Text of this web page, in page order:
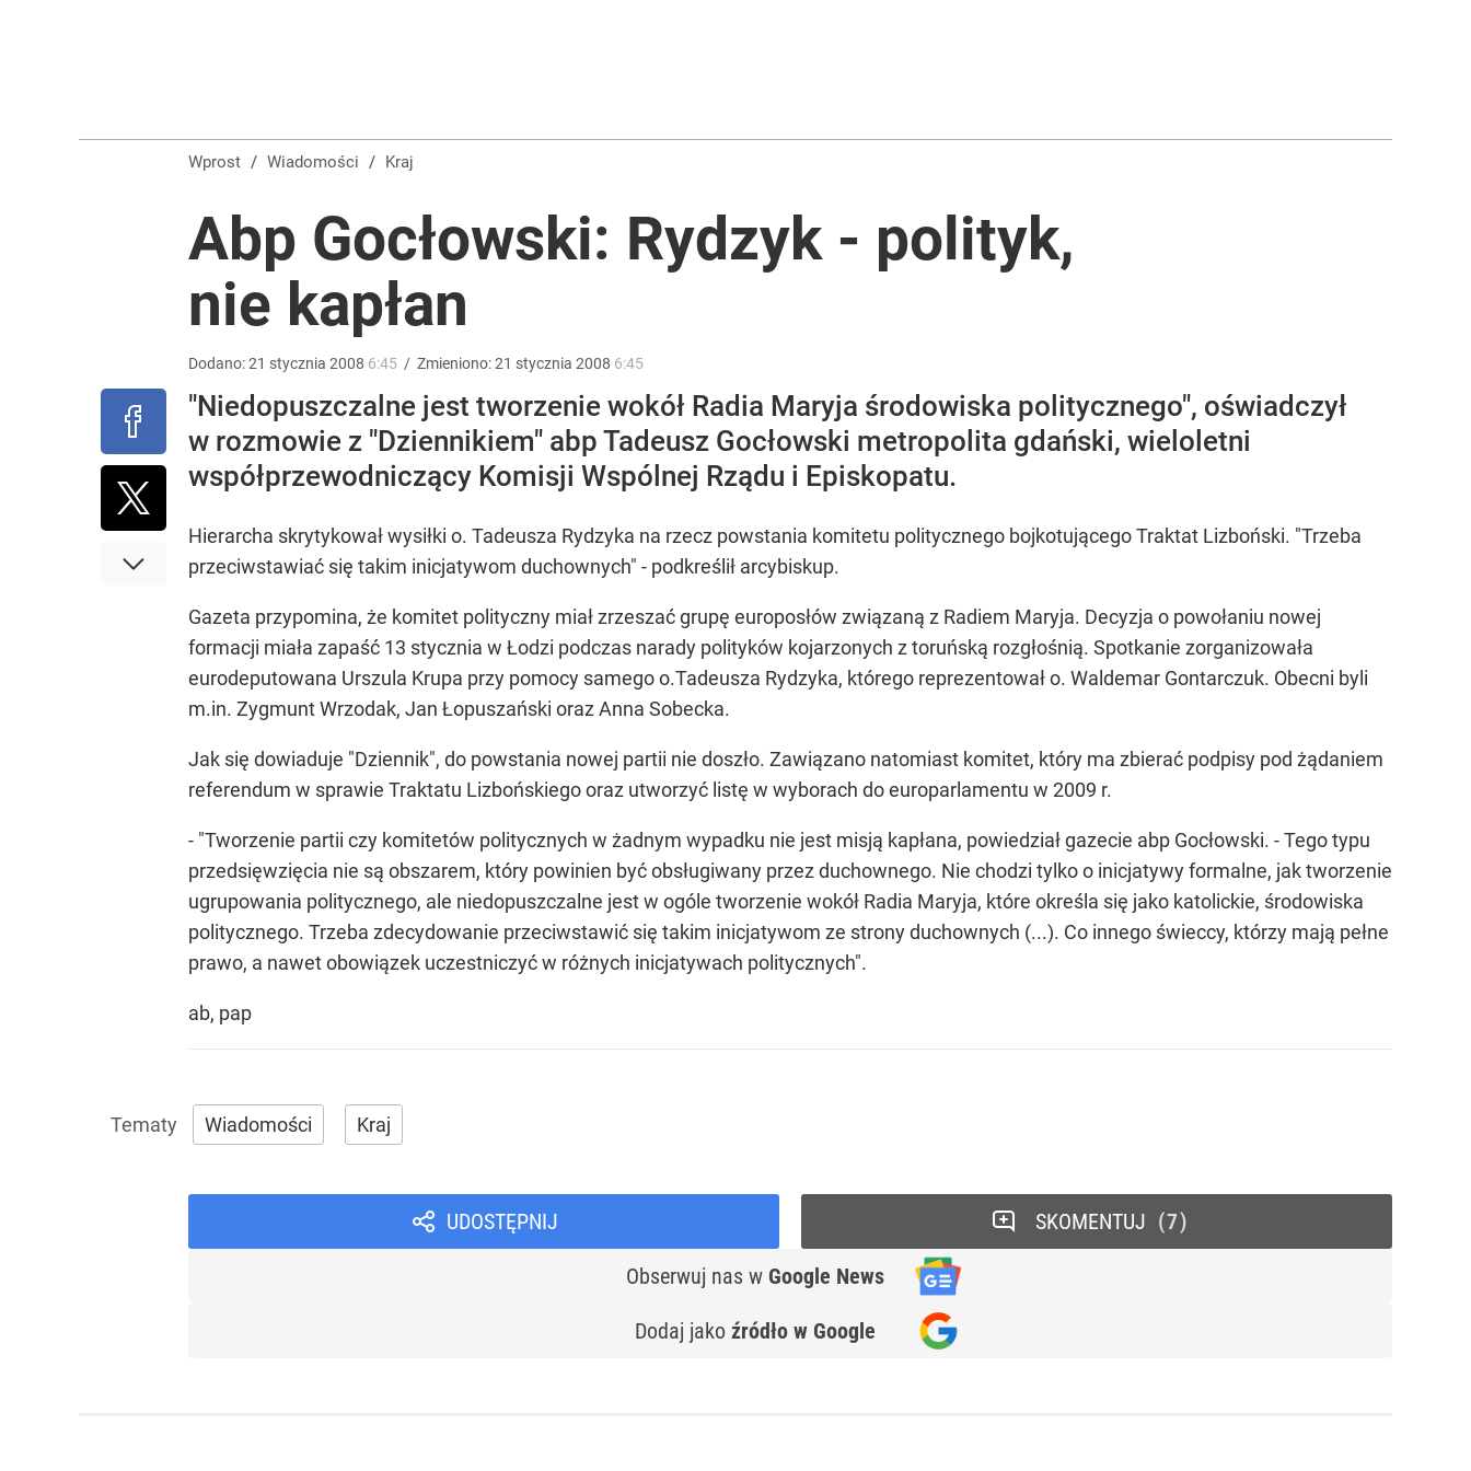
Farmacja: wzrost pod presją. co czeka branżę do 2030 roku?
Wróbel: Wywiad z Woydyłło o Idze Świątek obnażył coś znacznie gorszego
Wprost / Wiadomości / Kraj
Abp Gocłowski: Rydzyk - polityk,
nie kapłan
Dodano:21 stycznia 2008 6:45 / Zmieniono:21 stycznia 2008 6:45
"Niedopuszczalne jest tworzenie wokół Radia Maryja środowiska politycznego", oświadczył
w rozmowie z "Dziennikiem" abp Tadeusz Gocłowski metropolita gdański, wieloletni
współprzewodniczący Komisji Wspólnej Rządu i Episkopatu.
Hierarcha skrytykował wysiłki o. Tadeusza Rydzyka na rzecz powstania komitetu politycznego bojkotującego Traktat Lizboński. "Trzeba
przeciwstawiać się takim inicjatywom duchownych" - podkreślił arcybiskup.
Gazeta przypomina, że komitet polityczny miał zrzeszać grupę europosłów związaną z Radiem Maryja. Decyzja o powołaniu nowej
formacji miała zapaść 13 stycznia w Łodzi podczas narady polityków kojarzonych z toruńską rozgłośnią. Spotkanie zorganizowała
eurodeputowana Urszula Krupa przy pomocy samego o.Tadeusza Rydzyka, którego reprezentował o. Waldemar Gontarczuk. Obecni byli
m.in. Zygmunt Wrzodak, Jan Łopuszański oraz Anna Sobecka.
Jak się dowiaduje "Dziennik", do powstania nowej partii nie doszło. Zawiązano natomiast komitet, który ma zbierać podpisy pod żądaniem
referendum w sprawie Traktatu Lizbońskiego oraz utworzyć listę w wyborach do europarlamentu w 2009 r.
- "Tworzenie partii czy komitetów politycznych w żadnym wypadku nie jest misją kapłana, powiedział gazecie abp Gocłowski. - Tego typu
przedsięwzięcia nie są obszarem, który powinien być obsługiwany przez duchownego. Nie chodzi tylko o inicjatywy formalne, jak tworzenie
ugrupowania politycznego, ale niedopuszczalne jest w ogóle tworzenie wokół Radia Maryja, które określa się jako katolickie, środowiska
politycznego. Trzeba zdecydowanie przeciwstawić się takim inicjatywom ze strony duchownych (...). Co innego świeccy, którzy mają pełne
prawo, a nawet obowiązek uczestniczyć w różnych inicjatywach politycznych".
ab, pap
Wiadomości Kraj
UDOSTĘPNIJ
Obserwuj nas w Google News
Dodaj jako źródło w Google
SKOMENTUJ 7